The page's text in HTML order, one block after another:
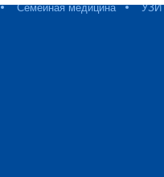
Семейная медицина УЗИ